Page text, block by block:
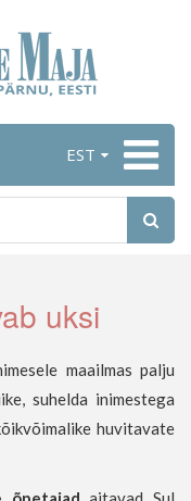
EST
uksi
maailmas palju
suhelda inimestega
huvitavate